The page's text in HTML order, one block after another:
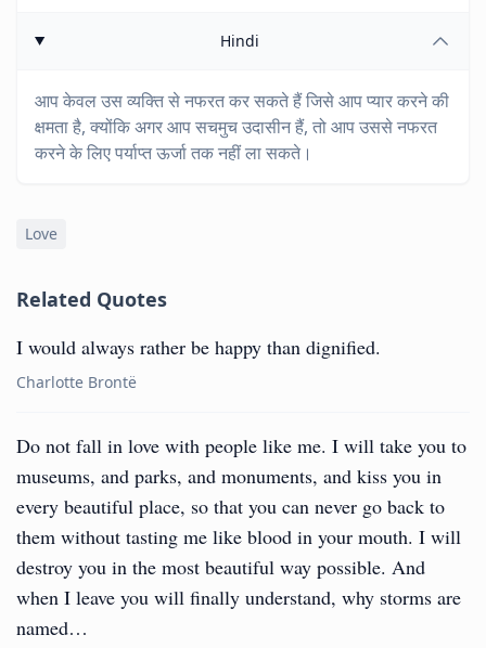
Hindi
आप केवल उस व्यक्ति से नफरत कर सकते हैं जिसे आप प्यार करने की
क्षमता है, क्योंकि अगर आप सचमुच उदासीन हैं, तो आप उससे नफरत
करने के लिए पर्याप्त ऊर्जा तक नहीं ला सकते।
Love
Related Quotes
I would always rather be happy than dignified.
Charlotte Brontë
Do not fall in love with people like me. I will take you to
museums, and parks, and monuments, and kiss you in
every beautiful place, so that you can never go back to
them without tasting me like blood in your mouth. I will
destroy you in the most beautiful way possible. And
when I leave you will finally understand, why storms are
named…